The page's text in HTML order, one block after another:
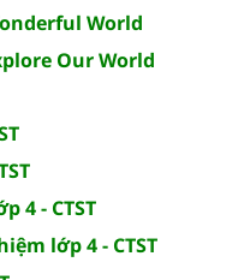
World
Our World
4 - CTST
lớp 4 - CTST